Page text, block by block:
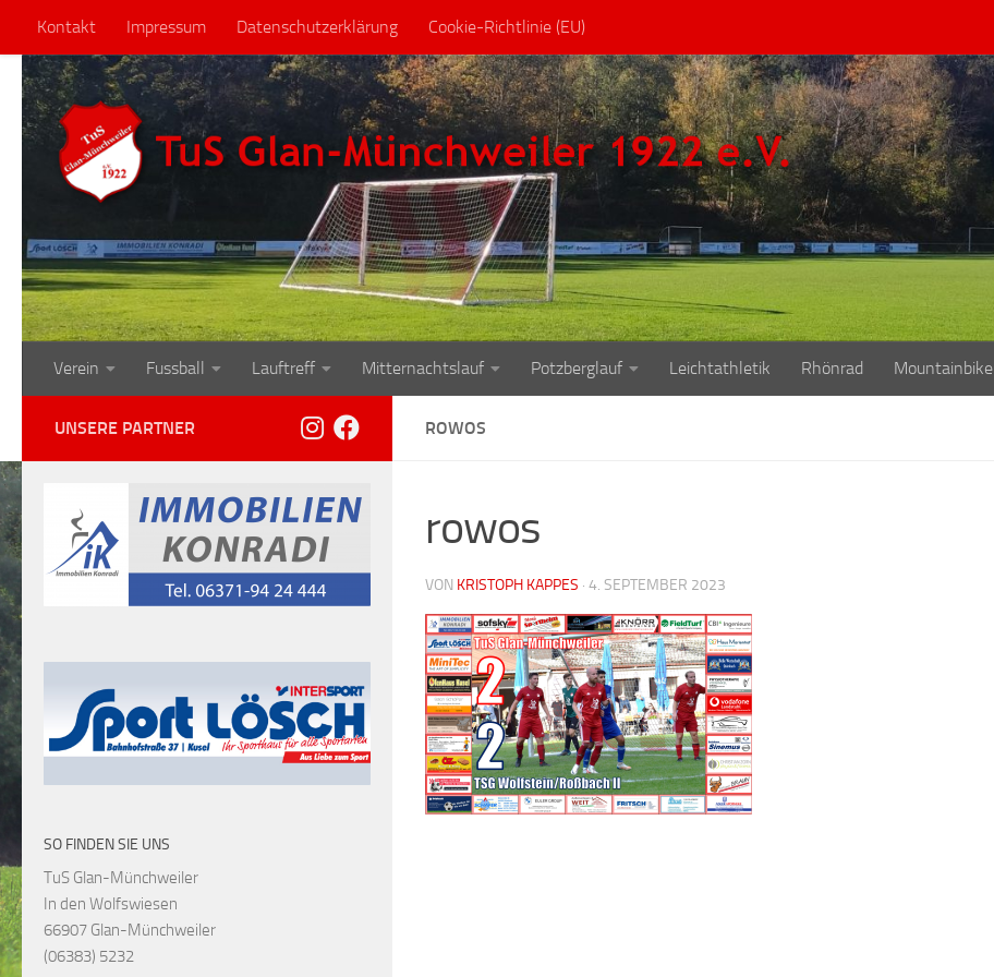
Zum Inhalt springen
Kontakt Impressum Datenschutzerklärung Cookie-Richtlinie (EU)
Verein Fussball Lauftreff Mitternachtslauf Potzberglauf Leichtathletik Rhönrad Mountainbike
ROWOS
rowos
VON KRISTOPH KAPPES · 4. SEPTEMBER 2023
UNSERE PARTNER
SO FINDEN SIE UNS
TuS Glan-Münchweiler
In den Wolfswiesen
66907 Glan-Münchweiler
(06383) 5232